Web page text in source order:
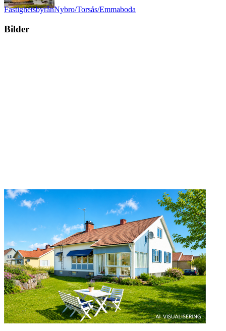
FastighetsbyrånNybro/Torsås/Emmaboda
Bilder